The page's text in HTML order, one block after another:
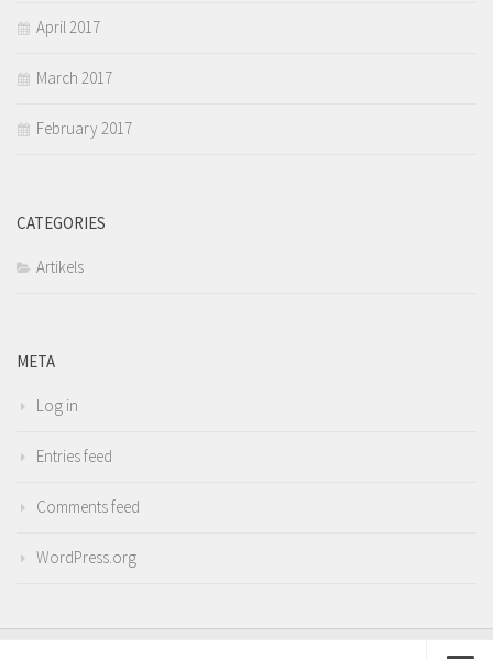
April 2017
March 2017
February 2017
CATEGORIES
Artikels
META
Log in
Entries feed
Comments feed
WordPress.org